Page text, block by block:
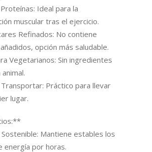
Ideal para la
muscular tras el ejercicio.
Refinados: No contiene
opción más saludable.
Vegetarianos: Sin ingredientes
Transportar: Práctico para llevar
lugar.
Sostenible: Mantiene estables los
energía por horas.